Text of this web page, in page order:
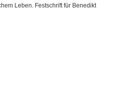
Leben. Festschrift für Benedikt